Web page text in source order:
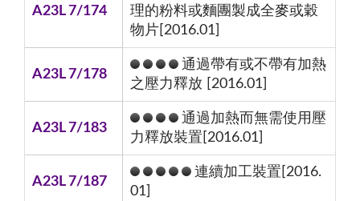
A23L 7/174
理的粉料或麵團製成全麥或穀
物片[2016.01]
A23L 7/178
通過帶有或不帶有加熱
之壓力釋放 [2016.01]
A23L 7/183
通過加熱而無需使用壓
力釋放裝置[2016.01]
A23L 7/187
連續加工裝置[2016.
01]